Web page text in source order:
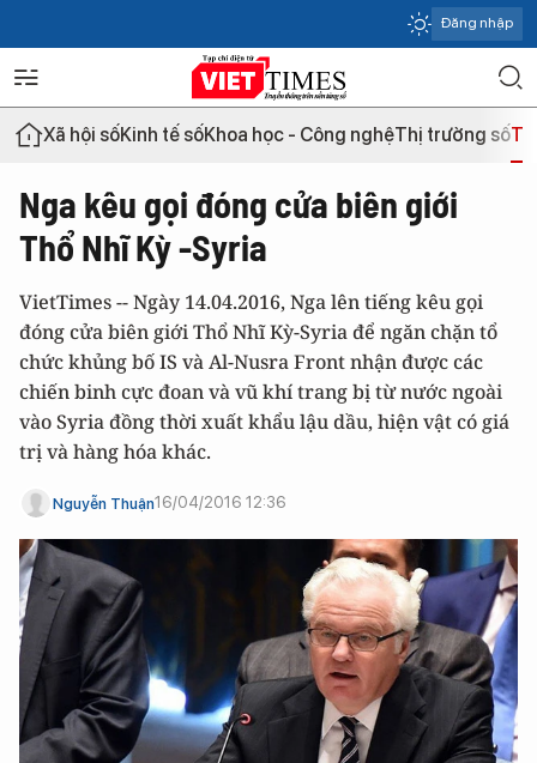
Đăng nhập
Xã hội sốKinh tế sốKhoa học - Công nghệThị trường số
Nga kêu gọi đóng cửa biên giới
Thổ Nhĩ Kỳ -Syria
VietTimes -- Ngày 14.04.2016, Nga lên tiếng kêu gọi
đóng cửa biên giới Thổ Nhĩ Kỳ-Syria để ngăn chặn tổ
chức khủng bố IS và Al-Nusra Front nhận được các
chiến binh cực đoan và vũ khí trang bị từ nước ngoài
vào Syria đồng thời xuất khẩu lậu dầu, hiện vật có giá
trị và hàng hóa khác.
Nguyễn Thuận16/04/2016 12:36